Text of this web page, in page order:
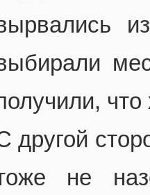
что
другой
не